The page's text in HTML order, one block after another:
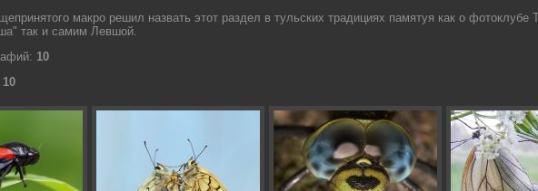
макро решил назвать этот раздел в тульских традициях памятуя как о фотоклубе
так и самим Левшой.
10
10